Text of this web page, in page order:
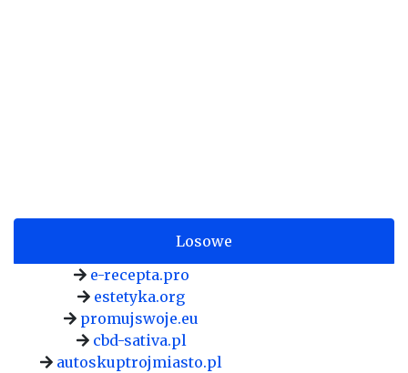
Losowe
e-recepta.pro
estetyka.org
promujswoje.eu
cbd-sativa.pl
autoskuptrojmiasto.pl